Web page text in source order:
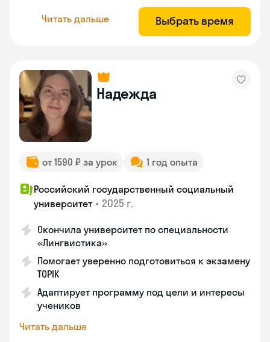
Читать дальше Выбрать время
Надежда
от 1590 ₽ за урок 1 год опыта
Российский государственный социальный
университет • 2025 г.
Окончила университет по специальности
«Лингвистика»
Помогает уверенно подготовиться к экзамену
TOPIK
Адаптирует программу под цели и интересы
учеников
Читать дальше